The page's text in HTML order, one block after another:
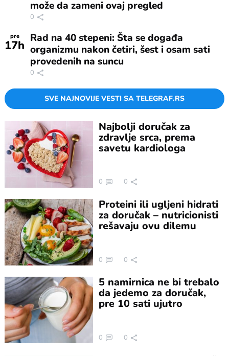
može da zameni ovaj pregled
0
pre
17h Rad na 40 stepeni: Šta se događa
organizmu nakon četiri, šest i osam sati
provedenih na suncu
0
SVE NAJNOVIJE VESTI SA TELEGRAF.RS
Najbolji doručak za
zdravlje srca, prema
savetu kardiologa
0 0
Proteini ili ugljeni hidrati
za doručak – nutricionisti
rešavaju ovu dilemu
0 0
5 namirnica ne bi trebalo
da jedemo za doručak,
pre 10 sati ujutro
0 0